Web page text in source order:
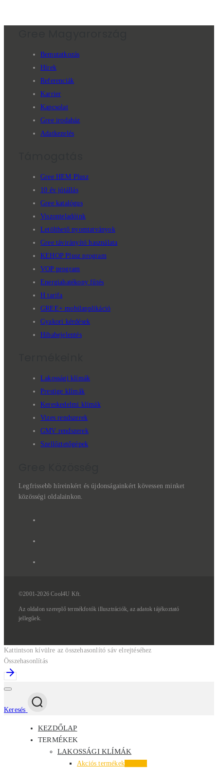
Bemutatkozás
Hírek
Referenciák
Karrier
Kapcsolat
Gree irodaház
Adatkezelés
Gree HEM Plusz
10 év jótállás
Gree katalógus
Viszonteladóink
Letölthető nyomtatványok
Gree távirányító használata
KEHOP Plusz program
VOP program
Energiahatékony fűtés
H tarifa
GREE+ mobilapplikáció
Gyakori kérdések
Hibabejelentés
Lakossági klímák
Prestige klímák
Kereskedelmi klímák
Vizes rendszerek
GMV rendszerek
Szellőztetőgépek
Legfrissebb híreinkért és újdonságainkért kövessen minket
közösségi oldalainkon.
©2001-2026 Cool4U Kft.
Az oldalonszereplőtermékfotók illusztrációk,azadatoktájékoztató
jellegűek.
Kattintson kívülre az összehasonlító sáv elrejtéséhez
Összehasonlítás
Keresés
KEZDŐLAP
TERMÉKEK
LAKOSSÁGI KLÍMÁK
Akciós termékek